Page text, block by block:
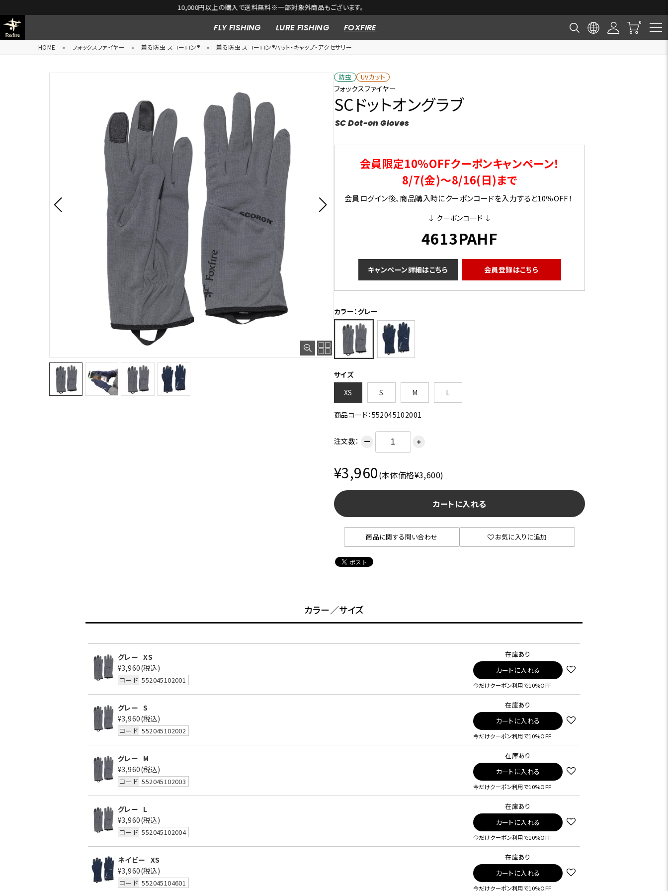
【Foxfire 2026 Spring & Summer SALE開催中！ 】
FLY FISHING LURE FISHING FOXFIRE
HOME » フォックスファイヤー » 着る防虫 スコーロン® » 着る防虫 スコーロン®ハット・キャップ・アクセサリー
防虫 UVカット
フォックスファイヤー
SCドットオングラブ
SC Dot-on Gloves
会員限定10％OFFクーポンキャンペーン！
8/7(金)～8/16(日)まで
会員ログイン後、商品購入時にクーポンコードを入力すると10％OFF！
↓ クーポンコード ↓
4613PAHF
キャンペーン詳細はこちら 会員登録はこちら
カラー：グレー
サイズ
XS
S M L
商品コード：552045102001
注文数： ー ＋
¥3,960(本体価格¥3,600)
カートに入れる
商品に関する問い合わせ お気に入りに追加
カラー／サイズ
グレー XS
¥3,960(税込)
コード 552045102001
在庫あり
カートに入れる
今だけクーポン利用で10%OFF
グレー S
¥3,960(税込)
コード 552045102002
在庫あり
カートに入れる
今だけクーポン利用で10%OFF
グレー M
¥3,960(税込)
コード 552045102003
在庫あり
カートに入れる
今だけクーポン利用で10%OFF
グレー L
¥3,960(税込)
コード 552045102004
在庫あり
カートに入れる
今だけクーポン利用で10%OFF
ネイビー XS
¥3,960(税込)
コード 552045104601
在庫あり
カートに入れる
今だけクーポン利用で10%OFF